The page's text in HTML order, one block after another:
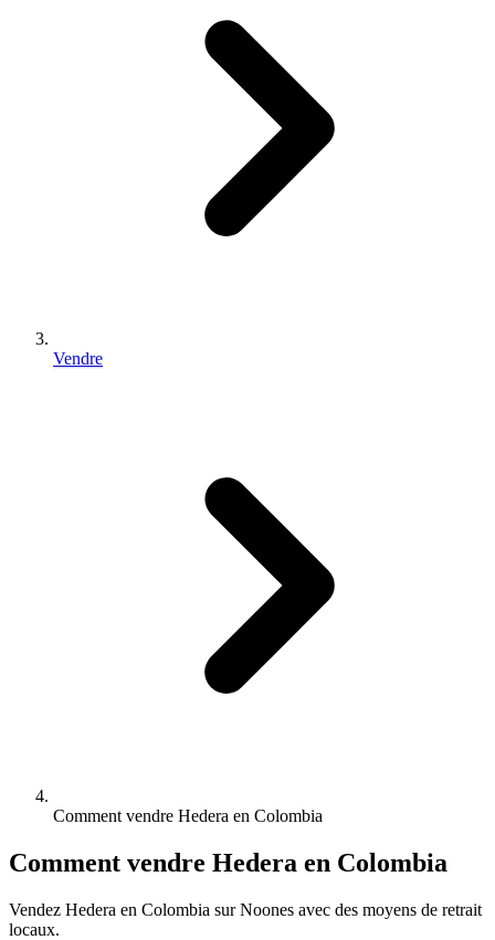
Vendre
Comment vendre Hedera en Colombia
Comment vendre Hedera en Colombia
Vendez Hedera en Colombia sur Noones avec des moyens de retrait
locaux.